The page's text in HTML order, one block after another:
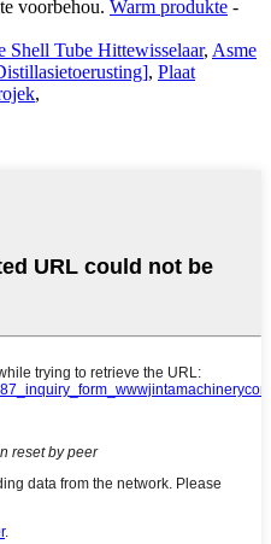
voorbehou. Warm produkte -
Shell Tube Hittewisselaar, Asme
, Plaat
,